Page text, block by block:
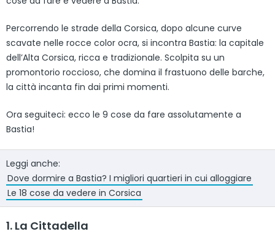
Percorrendo le strade della Corsica, dopo alcune curve
scavate nelle rocce color ocra, si incontra Bastia: la capitale
dell’Alta Corsica, ricca e tradizionale. Scolpita su un
promontorio roccioso, che domina il frastuono delle barche,
la città incanta fin dai primi momenti.
Ora seguiteci: ecco le 9 cose da fare assolutamente a
Bastia!
Leggi anche:
Dove dormire a Bastia? I migliori quartieri in cui alloggiare
Le 18 cose da vedere in Corsica
1. La Cittadella